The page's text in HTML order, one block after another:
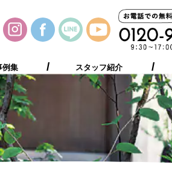
例集 スタッフ紹介
客様の声 プレゼント ご相談の流れ